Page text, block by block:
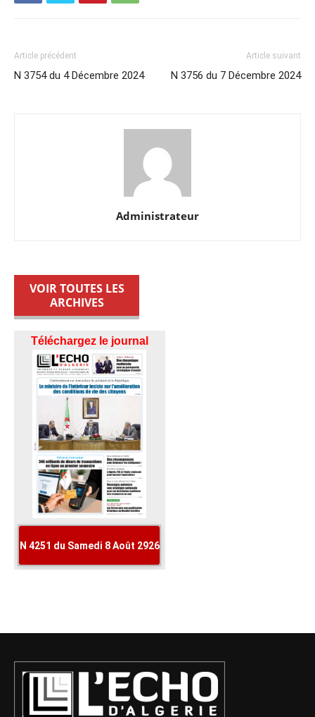
Article précédent
N 3754 du 4 Décembre 2024
Article suivant
N 3756 du 7 Décembre 2024
Administrateur
VOIR TOUTES LES
ARCHIVES